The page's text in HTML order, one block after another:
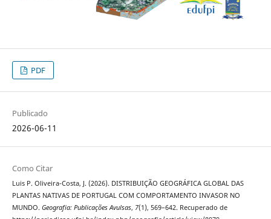
PDF
Publicado
2026-06-11
Como Citar
Luis P. Oliveira-Costa, J. (2026). DISTRIBUIÇÃO GEOGRÁFICA GLOBAL DAS
PLANTAS NATIVAS DE PORTUGAL COM COMPORTAMENTO INVASOR NO
MUNDO. Geografia: Publicações Avulsas, 7(1), 569–642. Recuperado de